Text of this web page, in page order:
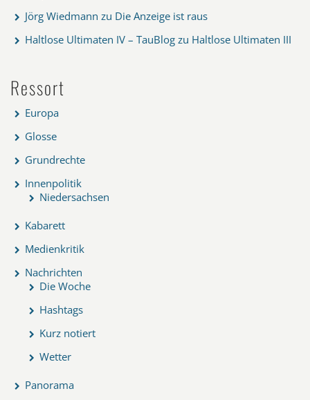
Jörg Wiedmann zu Die Anzeige ist raus
Haltlose Ultimaten IV – TauBlog zu Haltlose Ultimaten III
Ressort
Europa
Glosse
Grundrechte
Innenpolitik
Niedersachsen
Kabarett
Medienkritik
Nachrichten
Die Woche
Hashtags
Kurz notiert
Wetter
Panorama